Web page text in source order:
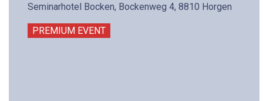
Seminarhotel Bocken, Bockenweg 4, 8810 Horgen
PREMIUM EVENT